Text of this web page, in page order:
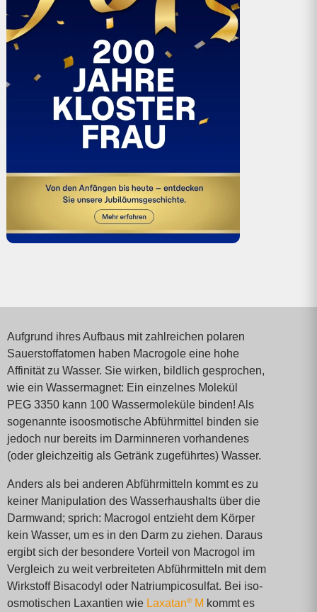
Aufgrund ihres Aufbaus mit zahlreichen polaren
Sauerstoff­atomen haben Macrogole eine hohe
Affinität zu Wasser. Sie wirken, bildlich ge­sprochen,
wie ein Wassermagnet: Ein einzelnes Molekül
PEG 3350 kann 100 Wasser­moleküle binden! Als
sogenannte isoosmotische Abführ­mittel binden sie
jedoch nur bereits im Darm­inneren vorhandenes
(oder gleichzeitig als Getränk zugeführtes) Wasser.
Anders als bei anderen Abführmitteln kommt es zu
keiner Mani­pulation des Wasser­haushalts über die
Darm­wand; sprich: Macrogol entzieht dem Körper
kein Wasser, um es in den Darm zu ziehen. Daraus
ergibt sich der besondere Vorteil von Macrogol im
Vergleich zu weit verbreiteten Abführmitteln mit dem
Wirkstoff Bisacodyl oder Natrium­pico­sulfat. Bei iso­
osmotischen Laxantien wie Laxatan®M kommt es